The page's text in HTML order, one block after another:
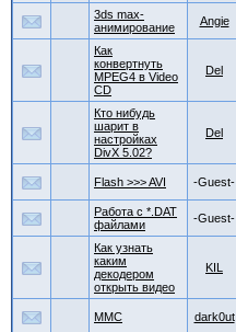
3ds max-
анимирование
Angie
Как
конвертнуть
MPEG4 в Video
CD
Del
Кто нибудь
шарит в
настройках
DivX 5.02?
Del
Flash >>> AVI -Guest-
Работа с *.DAT
файлами
-Guest-
Как узнать
каким
декодером
открыть видео
KIL
MMC dark0ut